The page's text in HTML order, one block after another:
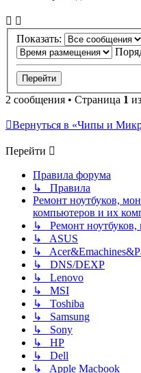
Показать:
2 сообщения • Страница 1 из
Вернуться в «Чипы и
Перейти
Правила форума
↳ Правила
Ремонт ноутбуков,
компьютеров и их
↳ Ремонт ноутбуков,
↳ ASUS
↳
↳ DNS/DEXP
↳ Lenovo
↳ MSI
↳ Toshiba
↳ Samsung
↳ Sony
↳ HP
↳ Dell
↳ Apple Macbook